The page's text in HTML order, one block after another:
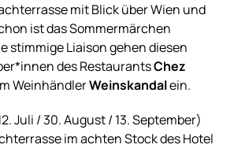
mit Blick über Wien und
ist das Sommermärchen
stimmige Liaison gehen diesen
des RestaurantsChez
WeinhändlerWeinskandalein.
Juli / 30. August / 13. September)
im achten Stock des Hotel